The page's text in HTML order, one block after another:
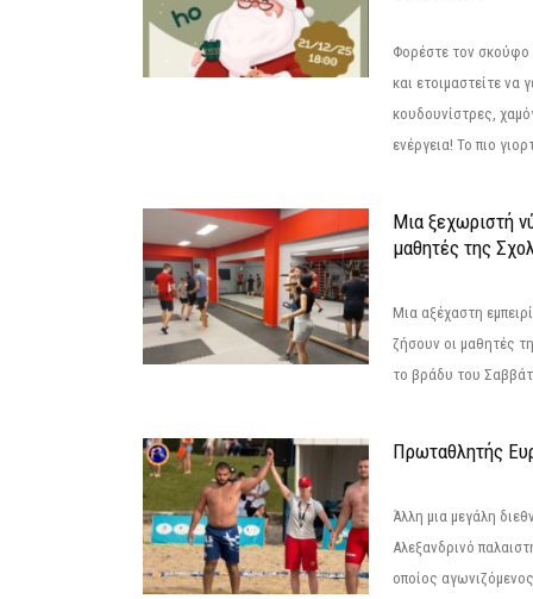
Φορέστε τον σκούφο
και ετοιμαστείτε να
κουδουνίστρες,
ενέργεια! Το πιο
Μια ξεχωριστή
μαθητές της
Μια αξέχαστη
ζήσουν οι μαθητές
το βράδυ του
Πρωταθλητής
Άλλη μια μεγάλη
Αλεξανδρινό
οποίος